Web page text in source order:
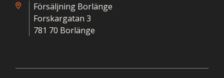
Försäljning Borlänge
Forskargatan 3
781 70 Borlänge